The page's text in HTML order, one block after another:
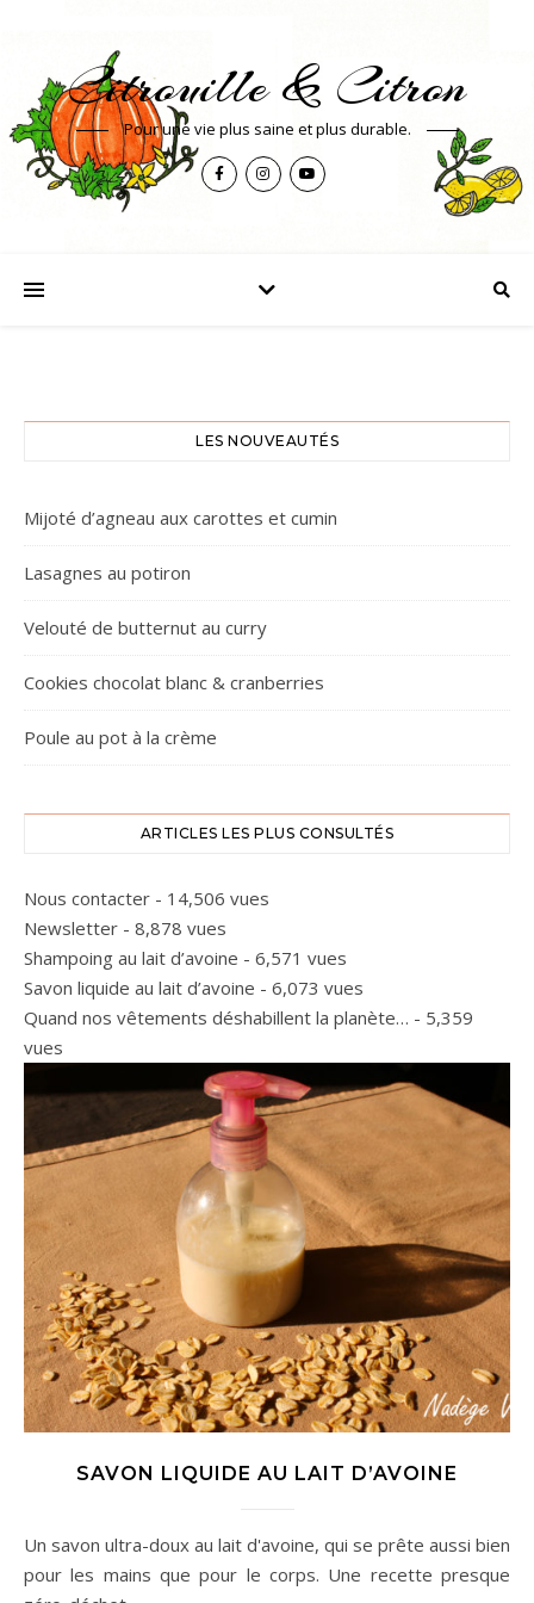
Citrouille & Citron
Pour une vie plus saine et plus durable.
LES NOUVEAUTÉS
Mijoté d’agneau aux carottes et cumin
Lasagnes au potiron
Velouté de butternut au curry
Cookies chocolat blanc & cranberries
Poule au pot à la crème
ARTICLES LES PLUS CONSULTÉS
Nous contacter - 14,506 vues
Newsletter - 8,878 vues
Shampoing au lait d’avoine - 6,571 vues
Savon liquide au lait d’avoine - 6,073 vues
Quand nos vêtements déshabillent la planète… - 5,359
vues
SAVON LIQUIDE AU LAIT D’AVOINE
Un savon ultra-doux au lait d'avoine, qui se prête aussi bien
pour les mains que pour le corps. Une recette presque